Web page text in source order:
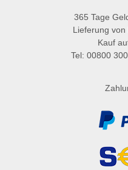
365 Tage
Lieferung
Kauf
Tel: 00800